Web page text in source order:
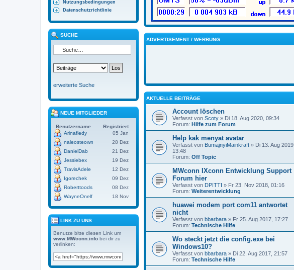
ADVERTISEMENT / WERBUNG
AKTUELLE BEITRÄGE
Account löschen
Verfasst von Scoty » Di 18. Aug 2020, 09:34
Forum: Hilfe zum Forum
Help kak menyat avatar
Verfasst von BumajnyiMainkraft » Di 13. Aug 2019,
13:48
Forum: Off Topic
MWconn IXconn Entwicklung Support
Forum hier
Verfasst von DPITTI » Fr 23. Nov 2018, 01:16
Forum: Weiterentwicklung
huawei modem port com11 antwortet
nicht
Verfasst von bbarbara » Fr 25. Aug 2017, 17:27
Forum: Technische Hilfe
Wo steckt jetzt die config.exe bei
Windows10?
Verfasst von bbarbara » Di 22. Aug 2017, 21:57
Forum: Technische Hilfe
Nutzungsbedingungen
Datenschutzrichtlinie
SUCHE
erweiterte Suche
NEUE MITGLIEDER
Benutzername
Registriert
Arinafiedy
05 Jan
naleosteown
28 Dez
DanielDab
21 Dez
Jessiebex
19 Dez
TravisAdele
12 Dez
Igorechek
09 Dez
Roberttoods
08 Dez
WayneOnelf
18 Nov
LINK ZU UNS
Benutze bitte diesen Link um
www.MWconn.info bei dir zu
verlinken: